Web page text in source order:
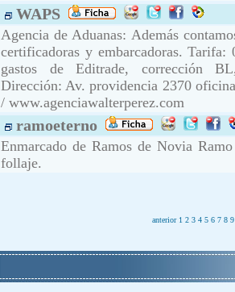
WAPS
Agencia de Aduanas: Además
certificadoras y embarcadoras.
gastos de Editrade, corrección
Dirección: Av. providencia 2370
/ www.agenciawalterperez.com
ramoeterno
Enmarcado de Ramos de Novia
follaje.
anterior 1 2 3 4 5 6 7 8 9